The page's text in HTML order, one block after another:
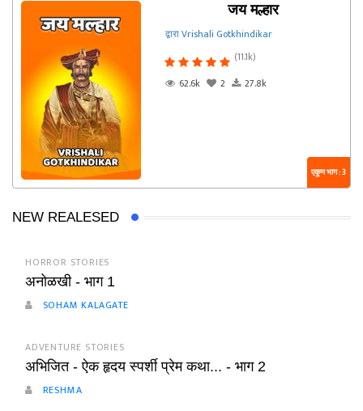
जय मल्हार
द्वारा Vrishali Gotkhindikar
(11.1k)
62.6k
2 27.8k
एकूण भाग : 3
NEW REALESED
HORROR STORIES
अनोळखी - भाग 1
SOHAM KALAGATE
ADVENTURE STORIES
अभिजित - ऐक हृदय स्पर्शी प्रेम कथा... - भाग 2
RESHMA